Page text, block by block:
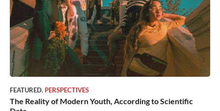
FEATURED, PERSPECTIVES
The Reality of Modern Youth, According to Scientific